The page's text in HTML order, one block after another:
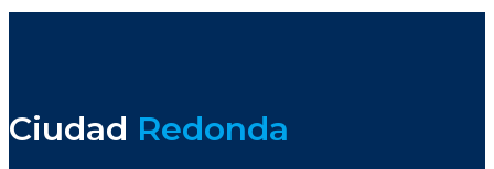
Ciudad Redonda